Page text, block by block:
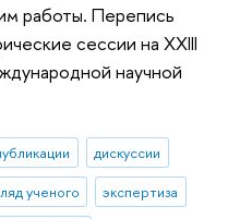
работы. Перепись
сессии на XXIII
научной
дискуссии
ученого
экспертиза